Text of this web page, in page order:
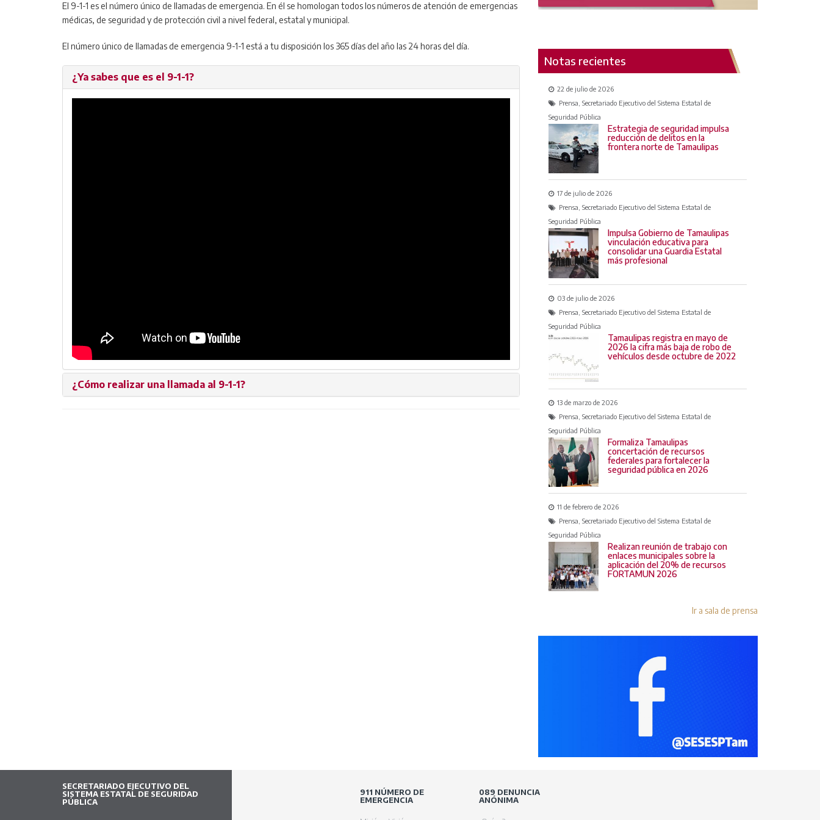
El 9-1-1 es el número único de llamadas de emergencia. En él se homologan todos los números de atención de emergencias
médicas, de seguridad y de protección civil a nivel federal, estatal y municipal.
El número único de llamadas de emergencia 9-1-1 está a tu disposición los 365 días del año las 24 horas del día.
¿Ya sabes que es el 9-1-1?
¿Cómo realizar una llamada al 9-1-1?
Notas recientes
22 de julio de 2026
Prensa, Secretariado Ejecutivo del Sistema Estatal de
Seguridad Pública
Estrategia de seguridad impulsa
reducción de delitos en la
frontera norte de Tamaulipas
17 de julio de 2026
Prensa, Secretariado Ejecutivo del Sistema Estatal de
Seguridad Pública
Impulsa Gobierno de Tamaulipas
vinculación educativa para
consolidar una Guardia Estatal
más profesional
03 de julio de 2026
Prensa, Secretariado Ejecutivo del Sistema Estatal de
Seguridad Pública
Tamaulipas registra en mayo de
2026 la cifra más baja de robo de
vehículos desde octubre de 2022
13 de marzo de 2026
Prensa, Secretariado Ejecutivo del Sistema Estatal de
Seguridad Pública
Formaliza Tamaulipas
concertación de recursos
federales para fortalecer la
seguridad pública en 2026
11 de febrero de 2026
Prensa, Secretariado Ejecutivo del Sistema Estatal de
Seguridad Pública
Realizan reunión de trabajo con
enlaces municipales sobre la
aplicación del 20% de recursos
FORTAMUN 2026
Ir a sala de prensa
SECRETARIADO EJECUTIVO DEL
SISTEMA ESTATAL DE SEGURIDAD
PÚBLICA
911 NÚMERO DE
EMERGENCIA
089 DENUNCIA
ANÓNIMA